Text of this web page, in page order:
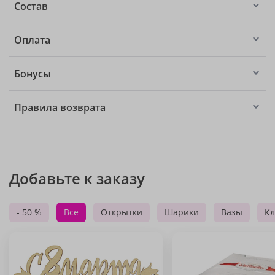
Состав
Оплата
Бонусы
Правила возврата
Добавьте к заказу
- 50 % Все Открытки Шарики Вазы